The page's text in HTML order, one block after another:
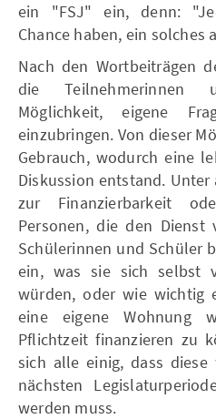
ein "FSJ" ein, denn:
Chance haben, ein solches
Nach den Wortbeiträgen
die Teilnehmerinnen
Möglichkeit, eigene
einzubringen. Von dieser
Gebrauch, wodurch eine
Diskussion entstand.
zur Finanzierbarkeit
Personen, die den Dienst
Schülerinnen und Schüler
ein, was sie sich selbst
würden, oder wie wichtig
eine eigene Wohnung
Pflichtzeit finanzieren zu
sich alle einig, dass
nächsten
werden muss.